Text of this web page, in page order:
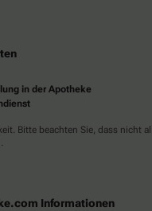
in der Apotheke
Bitte beachten Sie, dass nicht
Informationen